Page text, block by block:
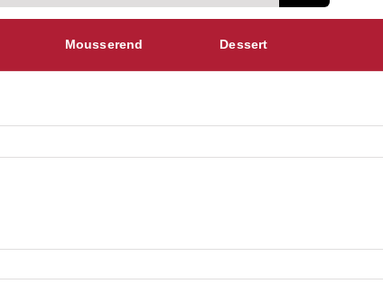
Mousserend Dessert